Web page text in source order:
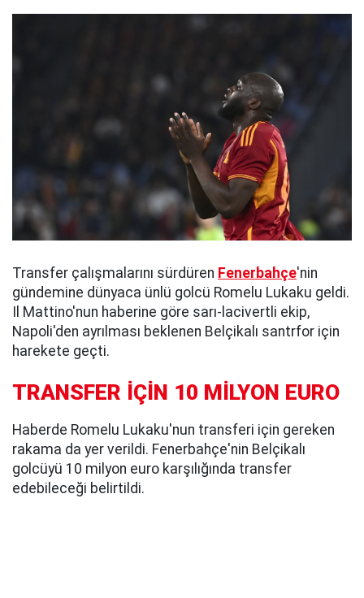
Transfer çalışmalarını sürdüren Fenerbahçe'nin
gündemine dünyaca ünlü golcü Romelu Lukaku geldi.
Il Mattino'nun haberine göre sarı-lacivertli ekip,
Napoli'den ayrılması beklenen Belçikalı santrfor için
harekete geçti.
TRANSFER İÇİN 10 MİLYON EURO
Haberde Romelu Lukaku'nun transferi için gereken
rakama da yer verildi. Fenerbahçe'nin Belçikalı
golcüyü 10 milyon euro karşılığında transfer
edebileceği belirtildi.